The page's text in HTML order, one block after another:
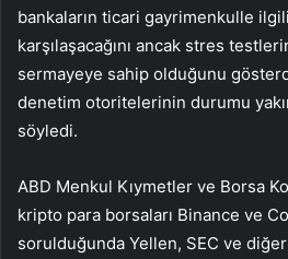
bankaların ticari gayrimenkulle
karşılaşacağını ancak stres
sermayeye sahip olduğunu
denetim otoritelerinin durumu
söyledi.
ABD Menkul Kıymetler ve Borsa
kripto para borsaları Binance ve
sorulduğunda Yellen, SEC ve